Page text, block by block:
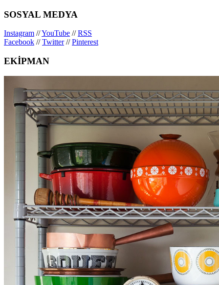
SOSYAL MEDYA
Instagram //YouTube //RSS
Facebook //Twitter//Pinterest
EKİPMAN